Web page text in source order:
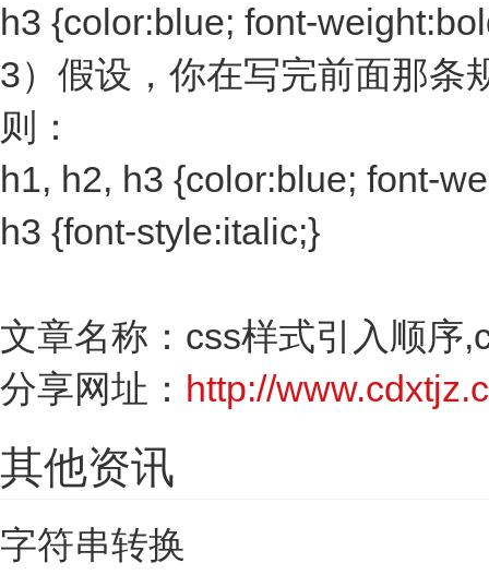
h3 {color:blue; font-
3）假设，你在写完前面那条
则：
h1, h2, h3 {color:blue; font-
h3 {font-style:italic;}
文章名称：css样式引入顺序
分享网址： http://
其他资讯
字符串转换